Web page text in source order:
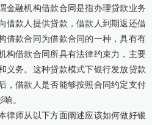
金融机构借款合同是指办理贷款业务
借款人提供贷款，借款人到期返还借
借款合同为借款合同的一种，具有有
构借款合同所具有法律约束力，主要
义务。这种贷款模式下银行发放贷款
，借款人是否能够按照合同约定支付
。
律师从以下方面阐述应该如何做好银